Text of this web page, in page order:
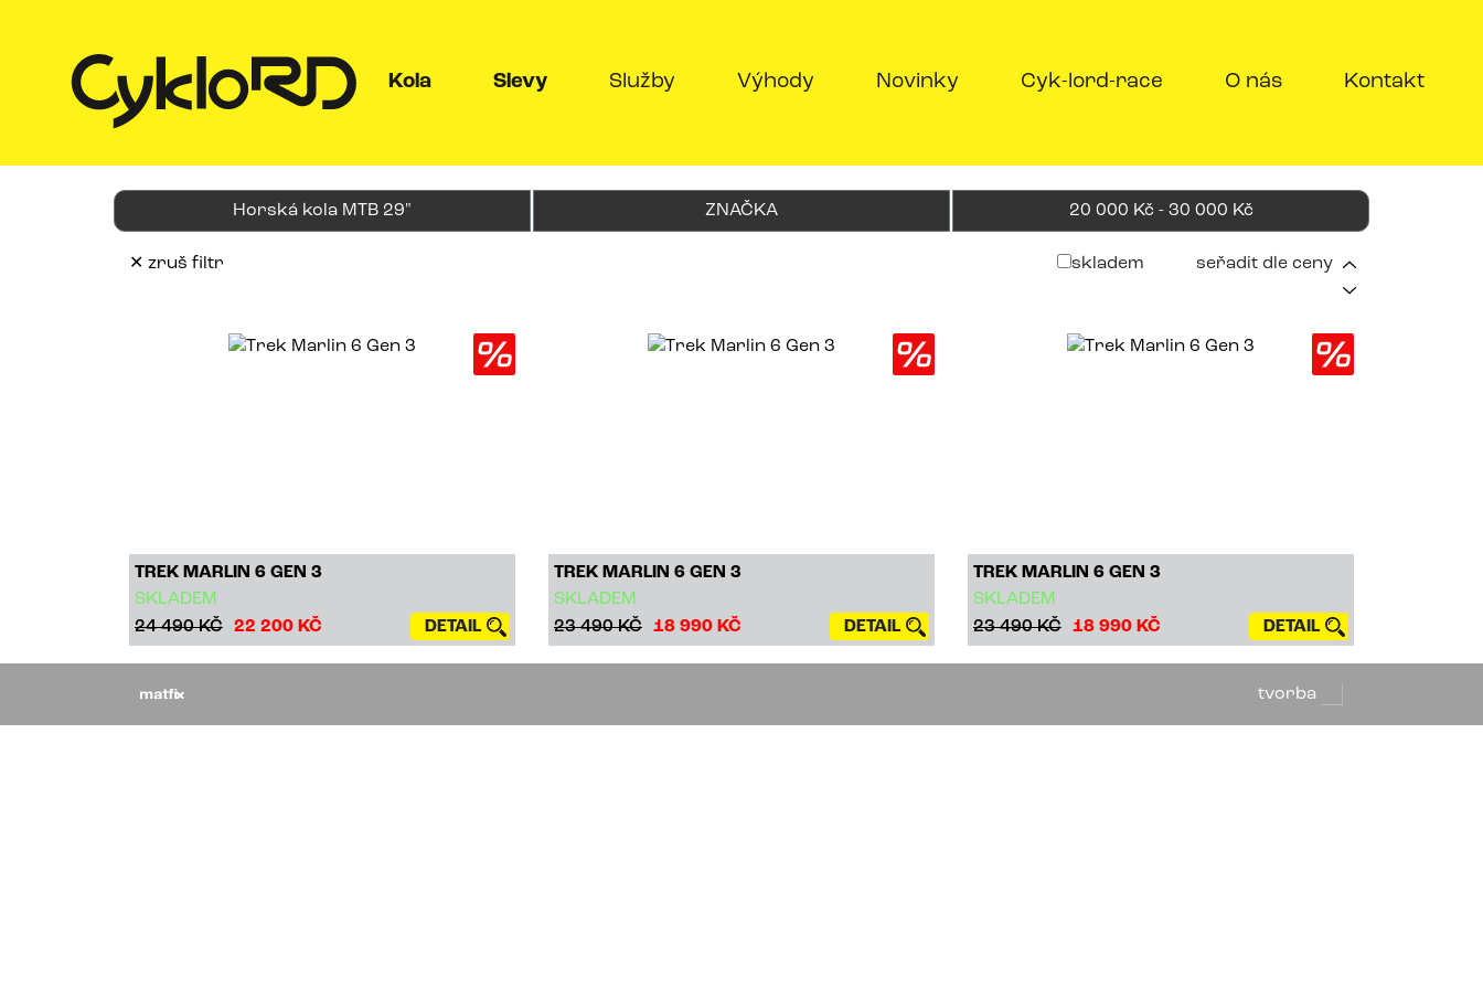
Kola(current)
Slevy(current)Služby Výhody Novinky Cyk-lord-race O nás Kontakt
Horská kola MTB 29" ZNAČKA 20 000 Kč - 30 000 Kč
✕ zruš filtr skladem seřadit dle ceny
TREK MARLIN 6 GEN 3
SKLADEM
24 490 KČ
22 200 KČ DETAIL
TREK MARLIN 6 GEN 3
SKLADEM
23 490 KČ
18 990 KČ DETAIL
TREK MARLIN 6 GEN 3
SKLADEM
23 490 KČ
18 990 KČ DETAIL
tvorba